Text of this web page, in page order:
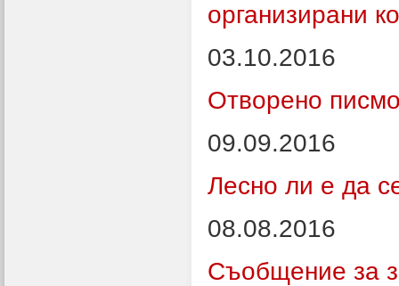
организирани
03.10.2016
Отворено
09.09.2016
Лесно ли е да
08.08.2016
Съобщение за